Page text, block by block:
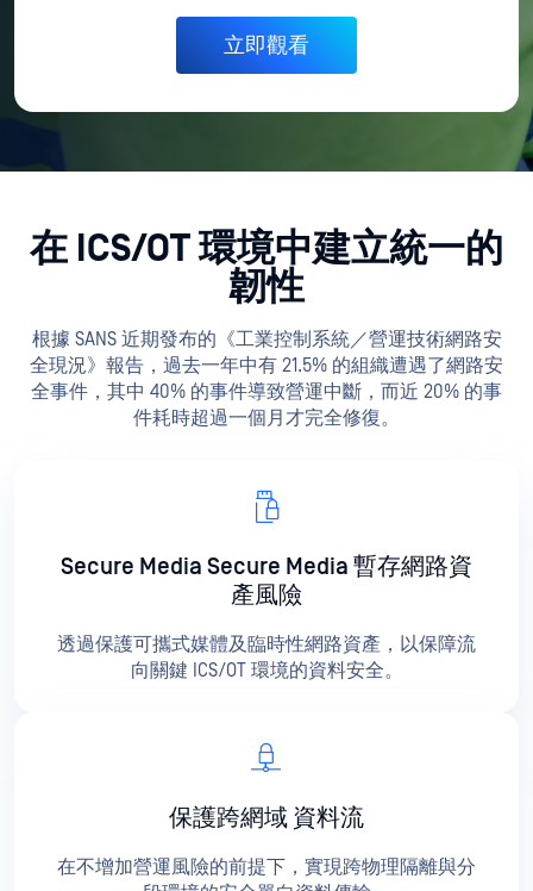
在 ICS/OT 環境中建立統一的
韌性
根據 SANS 近期發布的《工業控制系統／營運技術網路安
全現況》報告，過去一年中有 21.5% 的組織遭遇了網路安
全事件，其中 40% 的事件導致營運中斷，而近 20% 的事
件耗時超過一個月才完全修復。
Secure Media Secure Media 暫存網路資
產風險
透過保護可攜式媒體及臨時性網路資產，以保障流
向關鍵 ICS/OT 環境的資料安全。
保護跨網域 資料流
在不增加營運風險的前提下，實現跨物理隔離與分